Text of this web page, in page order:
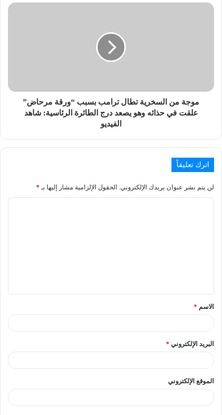
موجة من السخرية تطال ترامب بسبب “ورقة مرحاض”
علقت في حذائه وهو يصعد درج الطائرة الرئاسية: شاهد
الفيديو
اترك تعليقاً
لن يتم نشر عنوان بريدك الإلكتروني. الحقول الإلزامية مشار إليها بـ *
الاسم *
البريد الإلكتروني *
الموقع الإلكتروني